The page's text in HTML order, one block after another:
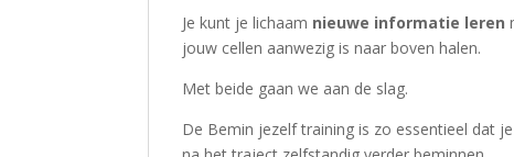
Je kunt je lichaam nieuwe informatie leren
jouw cellen aanwezig is naar boven halen.
Met beide gaan we aan de slag.
De Bemin jezelf training is zo essentieel dat